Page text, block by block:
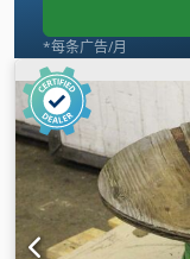
*每条广告/月